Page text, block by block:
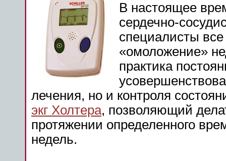
В настоящее
сердечно-
специалисты
«омоложение»
практика
лечения, но и контроля
экг Холтера, позволяющий
протяжении определенного
недель.